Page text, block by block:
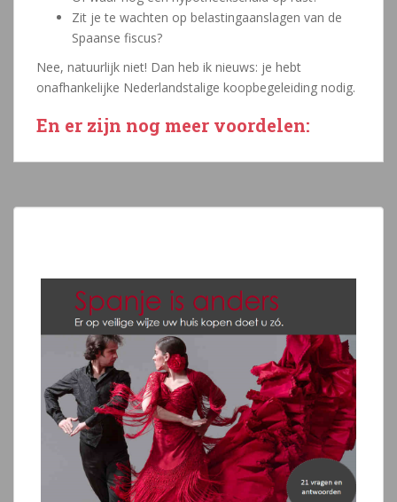
Zit je te wachten op belastingaanslagen van de
Spaanse fiscus?
Nee, natuurlijk niet! Dan heb ik nieuws: je hebt
onafhankelijke Nederlandstalige koopbegeleiding nodig.
En er zijn nog meer voordelen: